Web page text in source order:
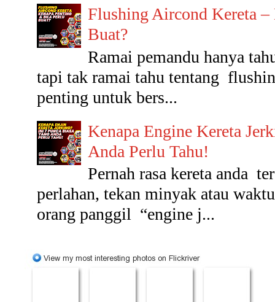
Flushing Aircond Kereta
Buat?
Ramai pemandu hanya
tapi tak ramai tahu tentang
penting untuk bers...
Kenapa Engine Kereta
Anda Perlu Tahu!
Pernah rasa kereta anda
perlahan, tekan minyak atau
orang panggil “engine j...